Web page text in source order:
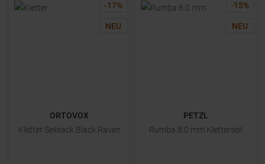
-17%
NEU
ORTOVOX
Kletter Seilsack Black Raven
-15%
NEU
PETZL
Rumba 8.0 mm Kletterseil